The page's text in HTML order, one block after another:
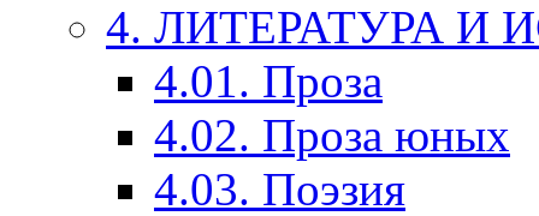
4. ЛИТЕРАТУРА И
4.01. Проза
4.02. Проза юных
4.03. Поэзия